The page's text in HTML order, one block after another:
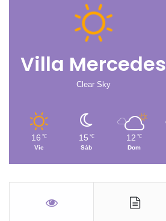
Villa Mercedes
Clear Sky
16 ℃
Vie
15 ℃
Sáb
12 ℃
Dom